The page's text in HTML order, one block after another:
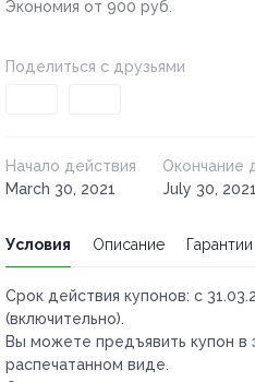
Экономия от 900 руб.
Поделиться с друзьями
Начало действия
March 30, 2021
Окончание
July 30, 2021
Условия Описание Гарантии
Срок действия купонов: с
(включительно).
Вы можете предъявить купон в
распечатанном виде.